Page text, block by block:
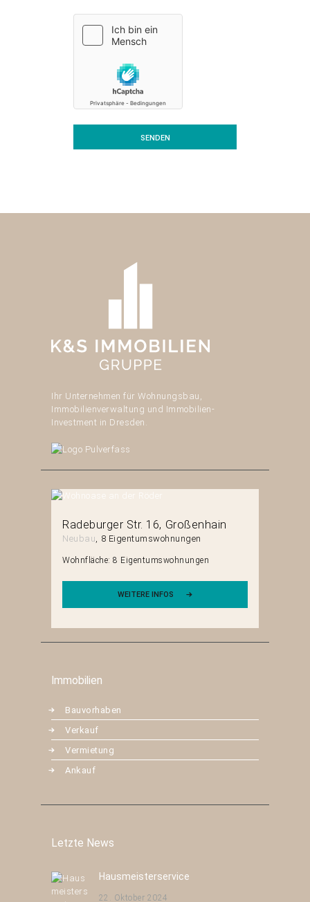
Ihr Unternehmen für Wohnungsbau,
Immobilienverwaltung und Immobilien-
Investment in Dresden.
Radeburger Str. 16 Großenhain
Neubau 8 Eigentumswohnungen
Wohnfläche: 8 Eigentumswohnungen
WEITERE INFOS
Immobilien
Bauvorhaben
Verkauf
Vermietung
Ankauf
Letzte News
Hausmeisterservice
22. Oktober 2024